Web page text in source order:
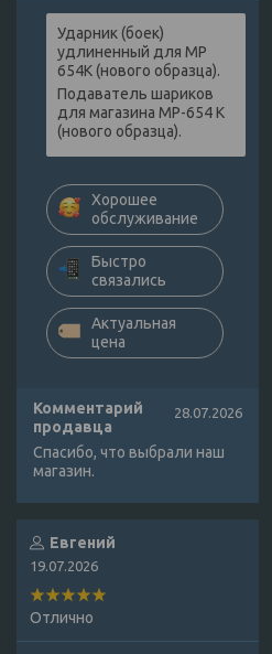
Ударник (боек)
удлиненный для МР
654К (нового образца).
Подаватель шариков
для магазина МР-654 К
(нового образца).
Хорошее
обслуживание
Быстро
связались
Актуальная
цена
Комментарий
продавца
28.07.2026
Спасибо, что выбрали наш
магазин.
Евгений
19.07.2026
Отлично